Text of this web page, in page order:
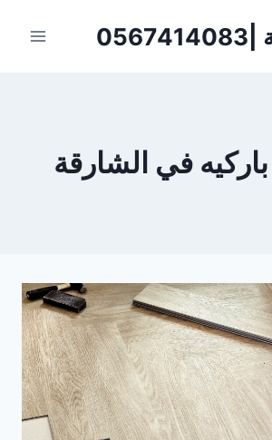
في الشارقة